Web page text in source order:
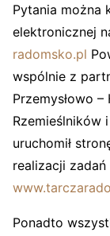
Pytania można
elektronicznej
radomsko.pl
wspólnie z
Przemysłowo
Rzemieślników
uruchomił
realizacji
Ponadto